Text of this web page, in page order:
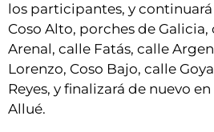
los participantes, y
Coso Alto, porches de
Arenal, calle Fatás, calle
Lorenzo, Coso Bajo, calle
Reyes, y finalizará de nuevo
Allué.